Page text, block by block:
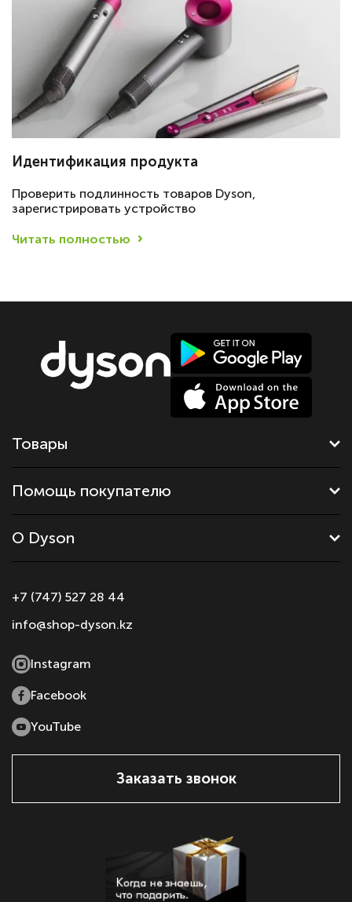
Идентификация продукта
Проверить подлинность товаров Dyson,
зарегистрировать устройство
Читать полностью
Товары
Помощь покупателю
О Dyson
+7 (747) 527 28 44
info@shop-dyson.kz
Instagram
Facebook
YouTube
Заказать звонок